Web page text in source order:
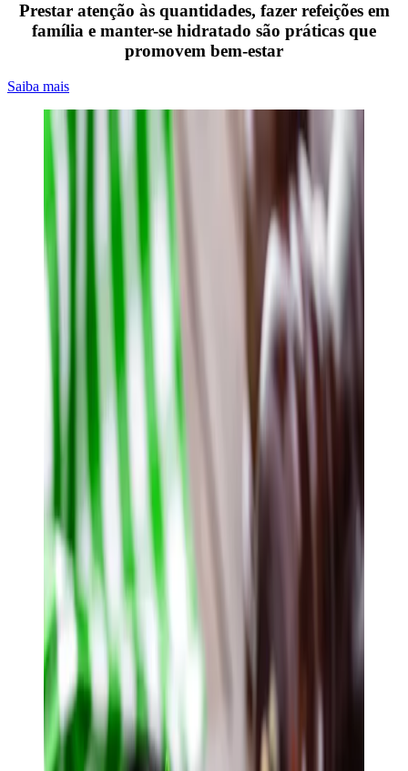
Prestar atenção às quantidades, fazer refeições em
família e manter-se hidratado são práticas que
promovem bem-estar
Saiba mais